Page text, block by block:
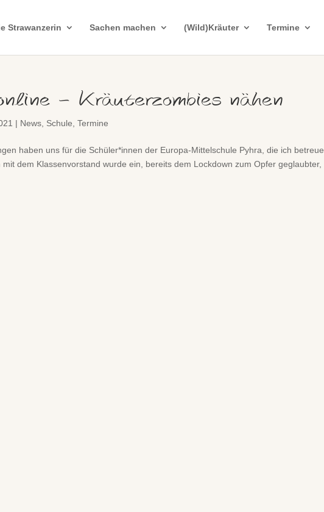
Strawanzerin Sachen machen (Wild)Kräuter Termine
– Kräuterzombies nähen
| News Schule ,Termine
haben uns für die Schüler*innen der Europa-Mittelschule Pyhra, die ich betreue,
dem Klassenvorstand wurde ein, bereits dem Lockdown zum Opfer geglaubter,